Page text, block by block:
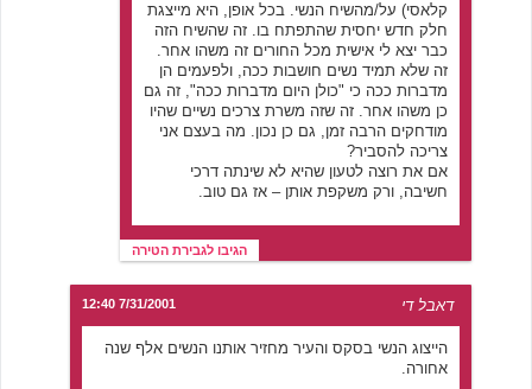
קלאסי) על/מהשיח הנשי. בכל אופן, היא מייצגת
חלק חדש יחסית שהתפתח בו. זה שהשיח הזה
כבר יצא לי אישית מכל החורים זה משהו אחר.
זה שלא תמיד נשים חושבות ככה, ולפעמים הן
מדברות ככה כי "כולן היום מדברות ככה", זה גם
כן משהו אחר. זה שזה משרת צרכים נשיים שהיו
מודחקים הרבה זמן, גם כן נכון. מה בעצם אני
צריכה להסביר?
אם את רוצה לטעון שהיא לא שינתה דרכי
חשיבה, ורק משקפת אותן – אז גם טוב.
הגיבו לגבירת הטירה
דאבל די 7/31/2001 12:40
הייצוג הנשי בסקס והעיר מחזיר אותנו הנשים אלף שנה
אחורה.